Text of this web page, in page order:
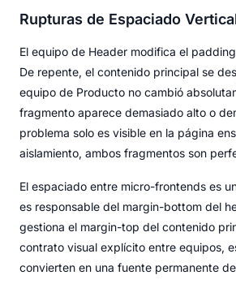
Rupturas de Espaciado
El equipo de Header modifica el
De repente, el contenido principal se
equipo de Producto no cambió
fragmento aparece demasiado alto o
problema solo es visible en la página
aislamiento, ambos fragmentos son
El espaciado entre micro-frontends es
es responsable del margin-bottom del
gestiona el margin-top del contenido
contrato visual explícito entre equipos,
convierten en una fuente permanente